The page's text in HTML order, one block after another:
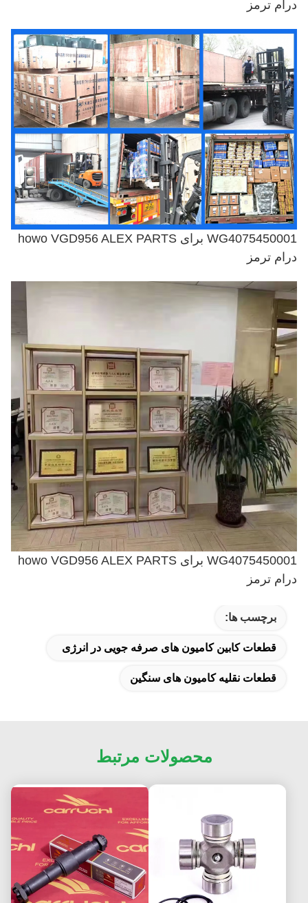
درام ترمز
WG4075450001 برای howo VGD956 ALEX PARTS
درام ترمز
WG4075450001 برای howo VGD956 ALEX PARTS
درام ترمز
برچسب ها:
قطعات کابین کامیون های صرفه جویی در انرژی
قطعات نقلیه کامیون های سنگین
محصولات مرتبط